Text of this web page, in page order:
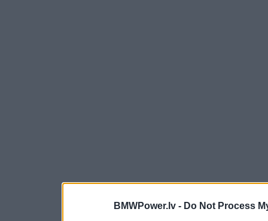
BMWPower.lv - Do Not Process